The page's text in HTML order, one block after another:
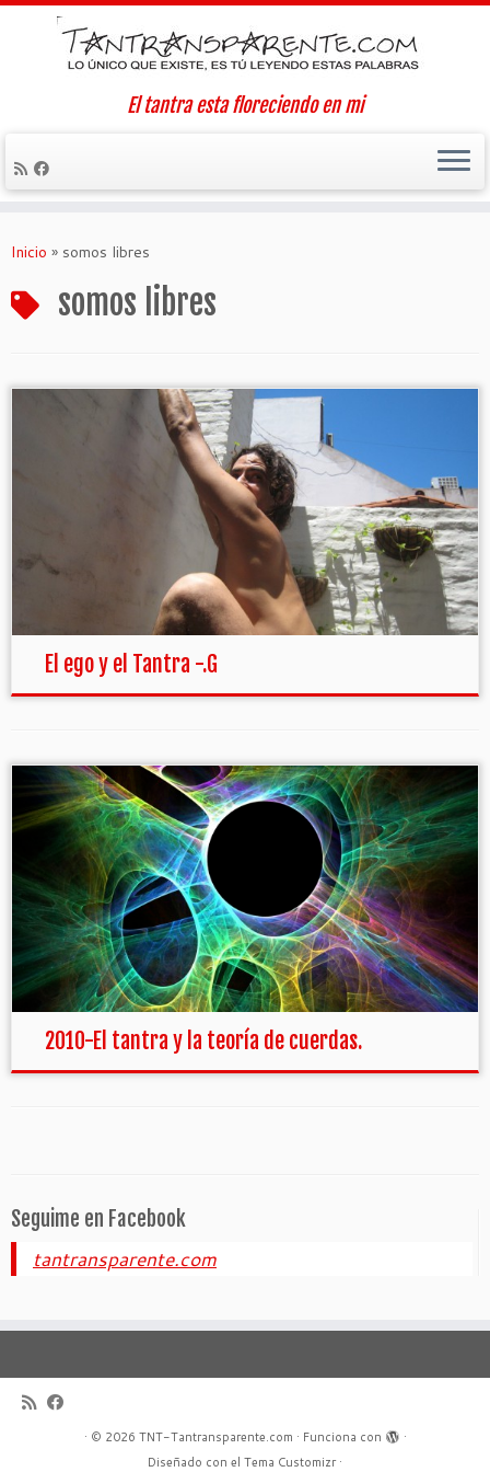
El tantra esta floreciendo en mi
Inicio » somos libres
somos libres
El ego y el Tantra -.G
2010-El tantra y la teoría de cuerdas.
Seguime en Facebook
tantransparente.com
· © 2026 TNT-Tantransparente.com · Funciona con
·
Diseñado con el Tema Customizr·